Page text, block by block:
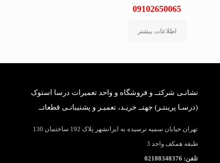
09102650065
اطلاعات بیشتر
نشانـی شرکتــ و فروشگاه و واحد تعمیرات درسا استوک
(درسـا پرینتـر) جهتــ خریـد، تعمیـر و پشتیبانـی قطعاتــ
تهران خیابان سمیه نرسیده به ایرانشهر پلاک 192 ساختمان 130
طبقه همکف واحد 3
تلفن: 02188348376